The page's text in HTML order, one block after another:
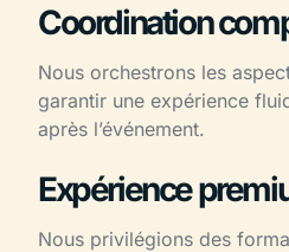
Coordination
Nous orchestrons les
garantir une expérience
après l’événement.
Expérience
Nous privilégions des